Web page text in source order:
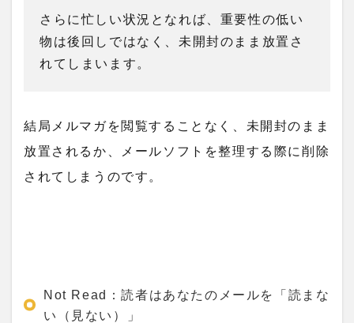
さらに忙しい状況となれば、重要性の低い
物は後回しではなく、未開封のまま放置さ
れてしまいます。
結局メルマガを閲覧することなく、未開封のまま
放置されるか、メールソフトを整理する際に削除
されてしまうのです。
Not Read：読者はあなたのメールを「読まな
い（見ない）」